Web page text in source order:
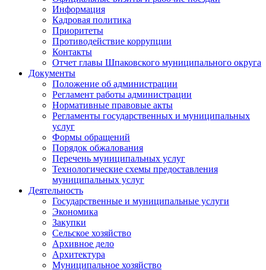
Информация
Кадровая политика
Приоритеты
Противодействие коррупции
Контакты
Отчет главы Шпаковского муниципального округа
Документы
Положение об администрации
Регламент работы администрации
Нормативные правовые акты
Регламенты государственных и муниципальных
услуг
Формы обращений
Порядок обжалования
Перечень муниципальных услуг
Технологические схемы предоставления
муниципальных услуг
Деятельность
Государственные и муниципальные услуги
Экономика
Закупки
Сельское хозяйство
Архивное дело
Архитектура
Муниципальное хозяйство